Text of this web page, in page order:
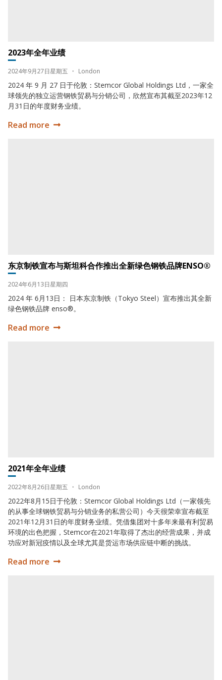
2023年全年业绩
Date:
2024年9月27日星期五
Location: • London
2024 年 9 月 27 日于伦敦：Stemcor Global Holdings Ltd，一家全
球领先的独立运营钢铁贸易与分销公司，欣然宣布其截至2023年12
月31日的年度财务业绩。
2023年全年业绩
Read more
东京制铁宣布与斯坦科合作推出全新绿色钢铁品牌ENSO®
Date:
2024年6月13日星期四
2024 年 6月13日： 日本东京制铁（Tokyo Steel）宣布推出其全新
绿色钢铁品牌 enso®。
东京制铁宣布与斯坦科合作推出全新绿色钢铁品牌enso®
Read more
2021年全年业绩
Date:
2022年8月26日星期五
Location: • London
2022年8月15日于伦敦：Stemcor Global Holdings Ltd（一家领先
的从事全球钢铁贸易与分销业务的私营公司）今天很荣幸宣布截至
2021年12月31日的年度财务业绩。凭借集团对十多年来最有利贸易
环境的出色把握，Stemcor在2021年取得了杰出的经营成果，并成
功应对新冠疫情以及全球尤其是货运市场供应链中断的挑战。
2021年全年业绩
Read more